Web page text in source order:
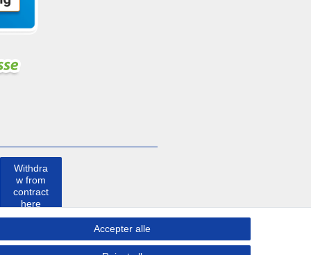
Accepter alle
Withdra
w from
contract
here